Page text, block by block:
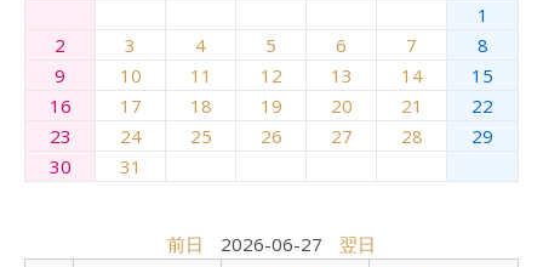
1
2
3 4 5 6 7
8
9
10 11 12 13 14
15
16
17 18 19 20 21
22
23
24 25 26 27 28
29
30
31
前日 2026-06-27 翌日